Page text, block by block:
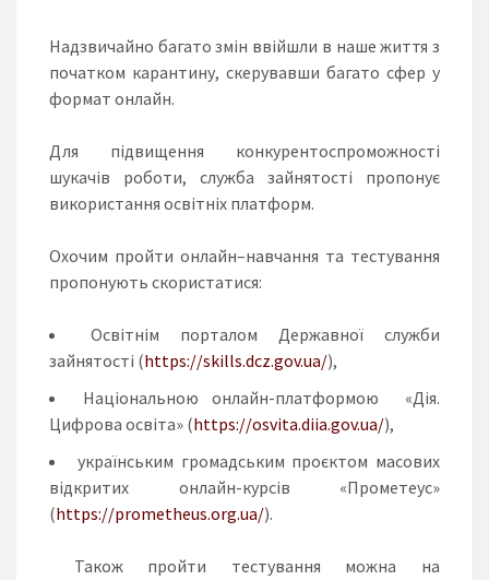
Надзвичайно багато змін ввійшли в наше життя з
початком карантину, скерувавши багато сфер у
формат онлайн.
Для підвищення конкурентоспроможності
шукачів роботи, служба зайнятості пропонує
використання освітніх платформ.
Охочим пройти онлайн–навчання та тестування
пропонують скористатися:
Освітнім порталом Державної служби
зайнятості (https://skills.dcz.gov.ua/),
Національною онлайн-платформою «Дія.
Цифрова освіта» (https://osvita.diia.gov.ua/),
українським громадським проєктом масових
відкритих онлайн-курсів «Прометеус»
(https://prometheus.org.ua/).
Також пройти тестування можна на